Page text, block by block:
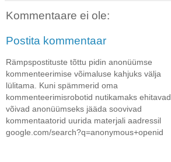
Kommentaare ei ole:
Postita kommentaar
Rämpspostituste tõttu pidin anonüümse
kommenteerimise võimaluse kahjuks välja
lülitama. Kuni spämmerid oma
kommenteerimisrobotid nutikamaks ehitavad,
võivad anonüümseks jääda soovivad
kommentaatorid uurida materjali aadressil
google.com/search?q=anonymous+openid